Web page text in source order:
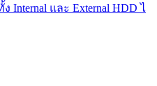
Internal และ External HDD ไ